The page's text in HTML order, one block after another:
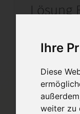
Ihre
Diese
weiter zu
Lösung
Auf
Startseite